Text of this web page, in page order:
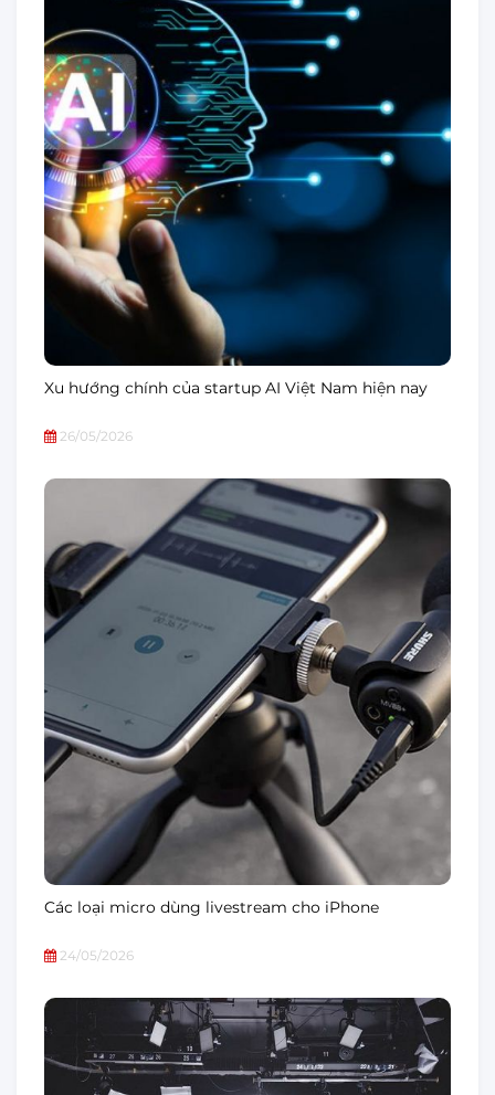
Xu hướng chính của startup AI Việt Nam hiện nay
26/05/2026
Các loại micro dùng livestream cho iPhone
24/05/2026